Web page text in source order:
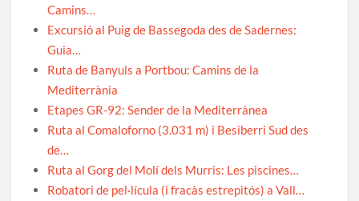
Camins…
Excursió al Puig de Bassegoda des de Sadernes:
Guia…
Ruta de Banyuls a Portbou: Camins de la
Mediterrània
Etapes GR-92: Sender de la Mediterrànea
Ruta al Comaloforno (3.031 m) i Besiberri Sud des
de…
Ruta al Gorg del Molí dels Murris: Les piscines…
Robatori de pel·lícula (i fracàs estrepitós) a Vall…